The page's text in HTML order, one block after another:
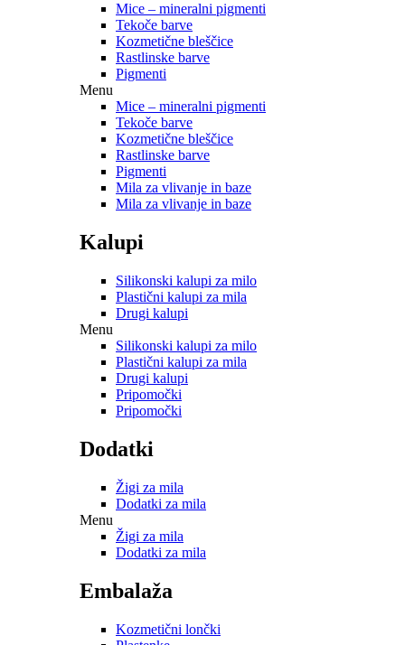
Mice – mineralni pigmenti
Tekoče barve
Kozmetične bleščice
Rastlinske barve
Pigmenti
Menu
Mice – mineralni pigmenti
Tekoče barve
Kozmetične bleščice
Rastlinske barve
Pigmenti
Mila za vlivanje in baze
Mila za vlivanje in baze
Kalupi
Silikonski kalupi za milo
Plastični kalupi za mila
Drugi kalupi
Menu
Silikonski kalupi za milo
Plastični kalupi za mila
Drugi kalupi
Pripomočki
Pripomočki
Dodatki
Žigi za mila
Dodatki za mila
Menu
Žigi za mila
Dodatki za mila
Embalaža
Kozmetični lončki